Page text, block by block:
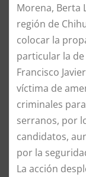
Morena, Berta
región de
colocar la
particular la
Francisco
víctima de
criminales
serranos, por
candidatos,
por la
La acción